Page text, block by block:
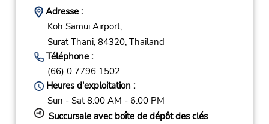
Adresse :
Koh Samui Airport,
Surat Thani, 84320, Thailand
Téléphone :
(66) 0 7796 1502
Heures d'exploitation :
Sun - Sat 8:00 AM - 6:00 PM
Succursale avec boîte de dépôt des clés